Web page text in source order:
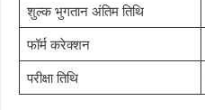
शुल्क भुगतान अंतिम तिथि
फॉर्म करेक्शन
परीक्षा तिथि